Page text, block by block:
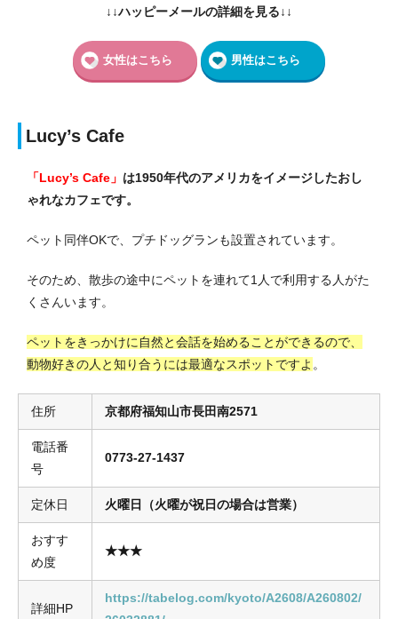
↓↓ハッピーメールの詳細を見る↓↓
女性はこちら 男性はこちら
Lucy’s Cafe
「Lucy’s Cafe」 は1950年代のアメリカをイメージしたおし
ゃれなカフェです。
ペット同伴OKで、プチドッグランも設置されています。
そのため、散歩の途中にペットを連れて1人で利用する人がた
くさんいます。
ペットをきっかけに自然と会話を始めることができるので、
動物好きの人と知り合うには最適なスポットですよ 。
住所 京都府福知山市長田南2571
電話番
号
0773-27-1437
定休日 火曜日（火曜が祝日の場合は営業）
おすす
め度
★★★
詳細HP
https://tabelog.com/kyoto/A2608/A260802/